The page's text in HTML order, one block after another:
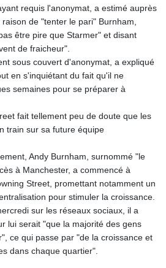
NAD 18.925383
NGN 1572.905055
NIO 42.454848
NOK 11.010256
NPR 175.469896
NZD 1.961395
OMR 0.444221
PEN 3.905142
PGK 5.172176
PKR 320.314956
PLN 4.300516
PYG 6879.634064
QAR 4.217541
RON 5.244867
RSD 117.359633
RUB 93.554303
RWF 1694.602551
requis l'anonymat, a estimé auprès
de "tenter le pari" Burnham,
être pire que Starmer" et disant
de fraicheur".
sous couvert d'anonymat, a expliqué
en s'inquiétant du fait qu'il ne
semaines pour se préparer à
fait tellement peu de doute que les
train sur sa future équipe
Andy Burnham, surnommé "le
à Manchester, a commencé à
Street, promettant notamment un
pour stimuler la croissance.
sur les réseaux sociaux, il a
lui serait "que la majorité des gens
ce qui passe par "de la croissance et
dans chaque quartier".